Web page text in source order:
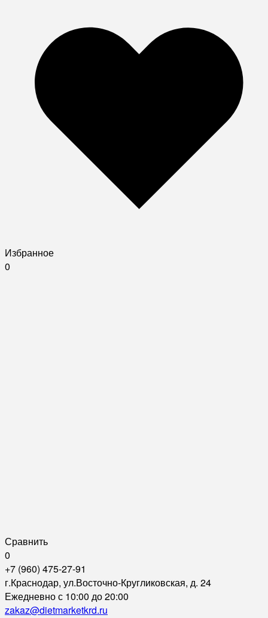
Избранное
0
Сравнить
0
+7 (960) 475-27-91
г.Краснодар, ул.Восточно-Кругликовская, д. 24
Ежедневно с 10:00 до 20:00
zakaz@dietmarketkrd.ru